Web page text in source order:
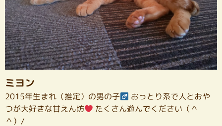
ミヨン
2015年生まれ（推定）の男の子 おっとり系で人とおや
つが大好きな甘えん坊 たくさん遊んでください（＾
＾）/